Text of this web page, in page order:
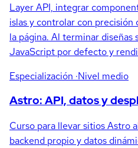
Layer API, integrar
islas y controlar con precisión
la página. Al terminar
JavaScript por defecto y
Especialización ·Nivel medio
Astro: API, datos y
Curso para llevar sitios Astro
backend propio y datos